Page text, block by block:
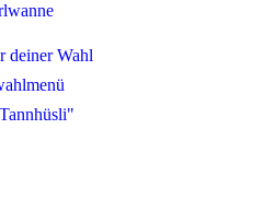
deiner Wahl